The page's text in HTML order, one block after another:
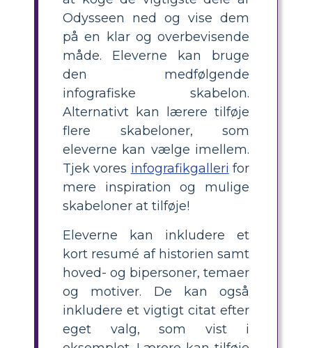
Odysseen ned og vise dem
på en klar og overbevisende
måde. Eleverne kan bruge
den medfølgende
infografiske skabelon.
Alternativt kan lærere tilføje
flere skabeloner, som
eleverne kan vælge imellem.
Tjek vores infografikgalleri for
mere inspiration og mulige
skabeloner at tilføje!
Eleverne kan inkludere et
kort resumé af historien samt
hoved- og bipersoner, temaer
og motiver. De kan også
inkludere et vigtigt citat efter
eget valg, som vist i